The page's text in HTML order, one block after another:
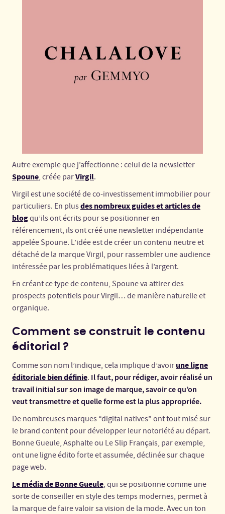
Autre exemple que j’affectionne : celui de la newsletter
Spoune, créée parVirgil.
Virgil est une société de co-investissement immobilier pour
particuliers. En plusdes nombreux guides et articles de
blogqu’ils ont écrits pour se positionner en
référencement, ils ont créé une newsletter indépendante
appelée Spoune. L’idée est de créer un contenu neutre et
détaché de la marque Virgil, pour rassembler une audience
intéressée par les problématiques liées à l’argent.
En créant ce type de contenu, Spoune va attirer des
prospects potentiels pour Virgil… de manière naturelle et
organique.
Comment se construit le contenu
éditorial ?
Comme son nom l’indique, cela implique d’avoir une ligne
éditoriale bien définie. Il faut, pour rédiger, avoir réalisé un
travail initial sur son image de marque, savoir ce qu’on
veut transmettre et quelle forme est la plus appropriée.
De nombreuses marques “digital natives” ont tout misé sur
le brand content pour développer leur notoriété au départ.
Bonne Gueule, Asphalte ou Le Slip Français, par exemple,
ont une ligne édito forte et assumée, déclinée sur chaque
page web.
Le média de Bonne Gueule, qui se positionne comme une
sorte de conseiller en style des temps modernes, permet à
la marque de faire valoir sa vision de la mode. Avec un ton